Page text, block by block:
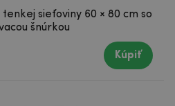
sieťoviny 60 × 80 cm so
šnúrkou
Kúpiť